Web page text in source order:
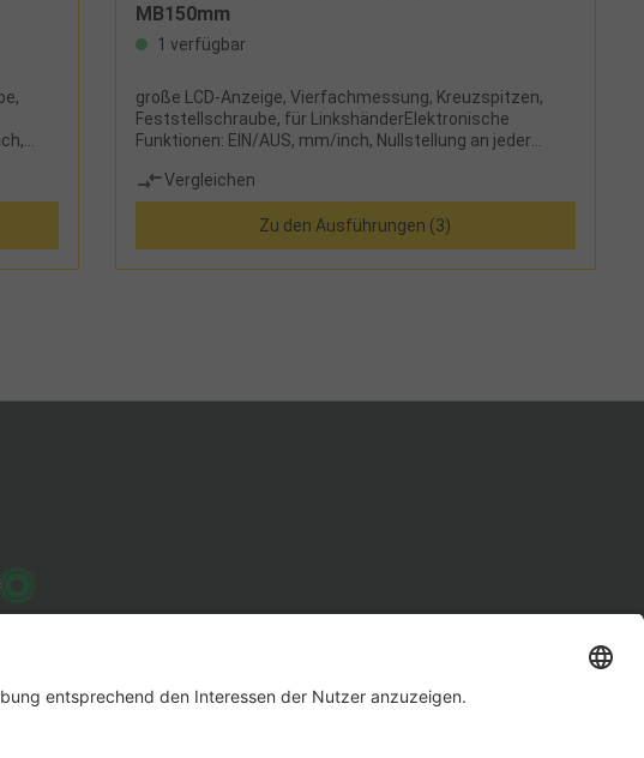
MB150mm
1 verfügbar
große LCD-Anzeige, Vierfachmessung, Kreuzspitzen,
Feststellschraube, für LinkshänderElektronische
Funktionen: EIN/AUS, mm/inch, Nullstellung an jeder
und Etui
Vergleichen
Zu den Ausführungen (3)